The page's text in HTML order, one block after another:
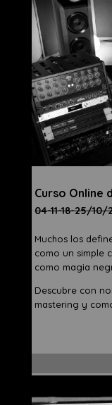
Curso Online
04-11-18-25/10/
Muchos los
como un simple
como magia
Descubre con
mastering y